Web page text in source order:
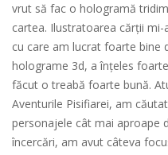
vrut să fac o hologramă
cartea. Ilustratoarea cărții
cu care am lucrat foarte bine
holograme 3d, a înțeles
făcut o treabă foarte bună.
Aventurile Pisifiarei, am
personajele cât mai aproape
încercări, am avut câteva